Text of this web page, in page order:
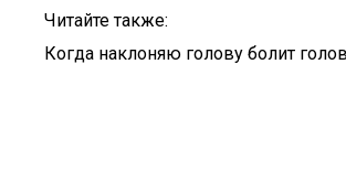
Читайте также:
Когда наклоняю голову болит